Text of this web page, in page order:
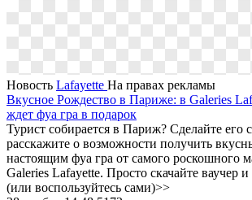
Новость Lafayette На правах рекламы
Вкусное Рождество в Париже: в Galeries
ждет фуа гра в подарок
Турист собирается в Париж? Сделайте его
расскажите о возможности получить
настоящим фуа гра от самого роскошного
Galeries Lafayette. Просто скачайте ваучер
(или воспользуйтесь сами)>>